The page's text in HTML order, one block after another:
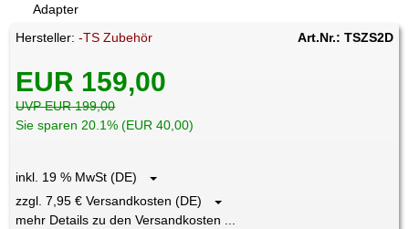
Adapter
Hersteller:-TS Zubehör Art.Nr.: TSZS2D
EUR 159,00
UVP EUR 199,00
Sie sparen 20.1% (EUR 40,00)
inkl. 19 % MwSt (DE)
zzgl. 7,95 € Versandkosten (DE)
mehr Details zu den Versandkosten ...